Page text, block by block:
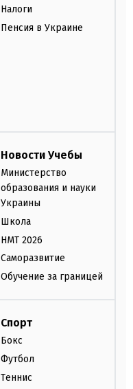
Налоги
Пенсия в Украине
Новости Учебы
Министерство
образования и науки
Украины
Школа
НМТ 2026
Саморазвитие
Обучение за границей
Спорт
Бокс
Футбол
Теннис